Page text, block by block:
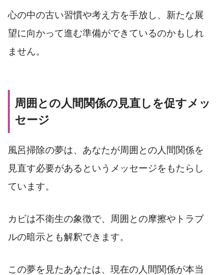
心の中の古い習慣や考え方を手放し、新たな展
望に向かって進む準備ができているのかもしれ
ません。
周囲との人間関係の見直しを促すメッ
セージ
風呂掃除の夢は、あなたが周囲との人間関係を
見直す必要があるというメッセージをもたらし
ています。
カビは不衛生の象徴で、周囲との摩擦やトラブ
ルの暗示とも解釈できます。
この夢を見たあなたは、現在の人間関係が本当